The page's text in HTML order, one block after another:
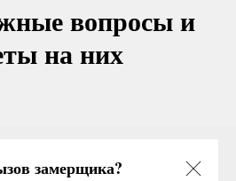
вопросы и
на них
замерщика?